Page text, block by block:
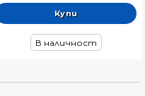
В наличност